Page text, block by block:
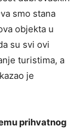
smo stana
objekta u
su svi ovi
turistima, a
je
prihvatnog